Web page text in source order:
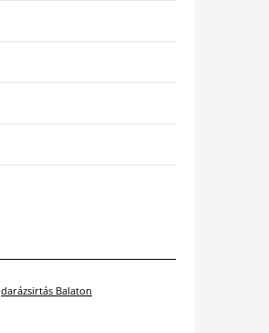
darázsirtás Balaton